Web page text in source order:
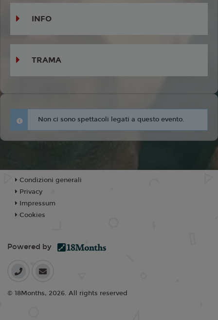
INFO
TRAMA
Non ci sono spettacoli legati a questo evento.
Condizioni generali
Privacy
Impressum
Cookies
Powered by
© 18Months, 2026. All rights reserved